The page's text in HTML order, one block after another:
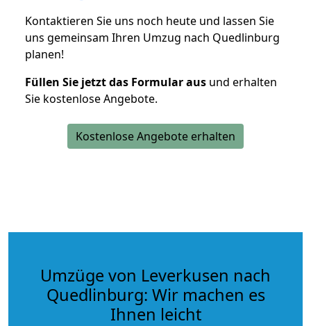
Kontaktieren Sie uns noch heute und lassen Sie
uns gemeinsam Ihren Umzug nach Quedlinburg
planen!
Füllen Sie jetzt das Formular aus und erhalten
Sie kostenlose Angebote.
Kostenlose Angebote erhalten
Umzüge von Leverkusen nach
Quedlinburg: Wir machen es
Ihnen leicht